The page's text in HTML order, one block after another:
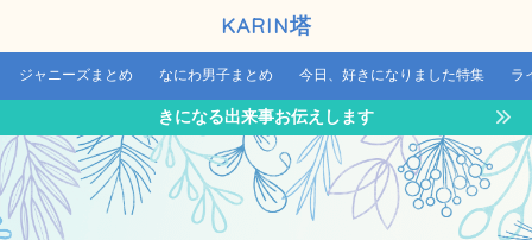
KARIN塔
ジャニーズまとめ なにわ男子まとめ 今日、好きになりました特集 ラ
きになる出来事お伝えします